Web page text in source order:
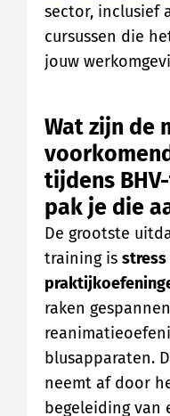
sector, inclusief
cursussen die
jouw
Wat zijn de
tijdens
pak je die
De grootste
training is
raken
blusapparaten.
neemt af door
begeleiding van